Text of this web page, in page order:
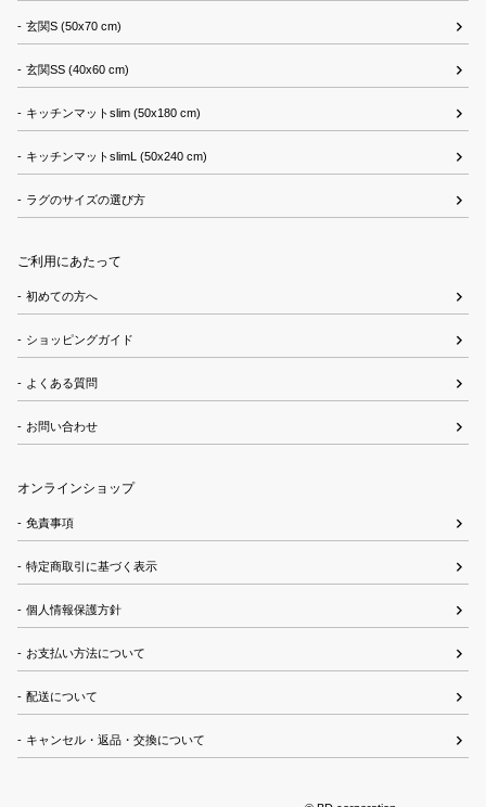
玄関S (50x70 cm)
玄関SS (40x60 cm)
キッチンマットslim (50x180 cm)
キッチンマットslimL (50x240 cm)
ラグのサイズの選び方
ご利用にあたって
初めての方へ
ショッピングガイド
よくある質問
お問い合わせ
オンラインショップ
免責事項
特定商取引に基づく表示
個人情報保護方針
お支払い方法について
配送について
キャンセル・返品・交換について